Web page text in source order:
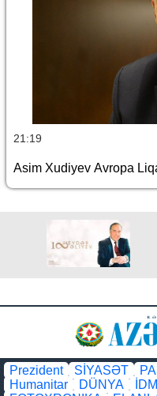
21:19
Asim Xudiyev Avropa
Prezident SİYASƏT
Humanitar
DÜNYA